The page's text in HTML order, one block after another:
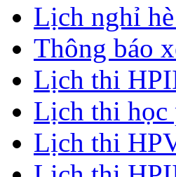
Lịch nghỉ
Thông báo
Lịch thi
Lịch thi học
Lịch thi